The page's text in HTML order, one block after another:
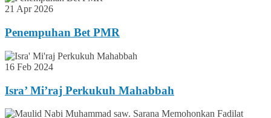
21 Apr 2026
Penempuhan Bet PMR
16 Feb 2024
Isra’ Mi’raj Perkukuh Mahabbah